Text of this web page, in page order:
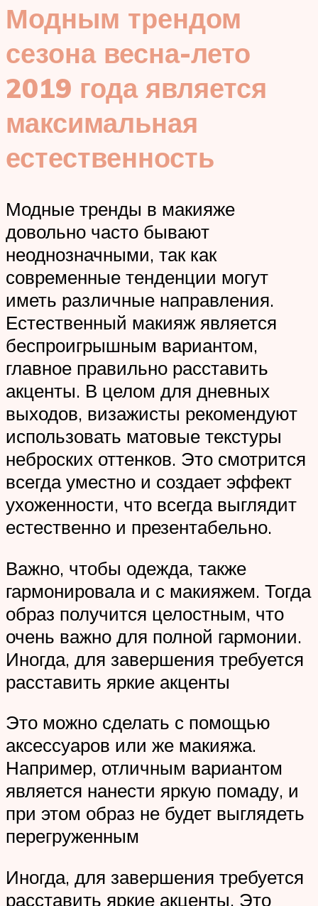
Модным трендом
сезона весна-лето
2019 года является
максимальная
естественность
Модные тренды в макияже
довольно часто бывают
неоднозначными, так как
современные тенденции могут
иметь различные направления.
Естественный макияж является
беспроигрышным вариантом,
главное правильно расставить
акценты. В целом для дневных
выходов, визажисты рекомендуют
использовать матовые текстуры
неброских оттенков. Это смотрится
всегда уместно и создает эффект
ухоженности, что всегда выглядит
естественно и презентабельно.
Важно, чтобы одежда, также
гармонировала и с макияжем. Тогда
образ получится целостным, что
очень важно для полной гармонии.
Иногда, для завершения требуется
расставить яркие акценты
Это можно сделать с помощью
аксессуаров или же макияжа.
Например, отличным вариантом
является нанести яркую помаду, и
при этом образ не будет выглядеть
перегруженным
Иногда, для завершения требуется
расставить яркие акценты. Это